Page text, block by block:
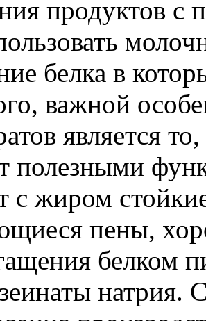
продуктов
белка в
важной
является
полезными
с жиром
пены,
белком
натрия.